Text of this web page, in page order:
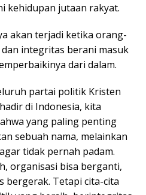
kehidupan jutaan rakyat.
akan terjadi ketika orang-
integritas berani masuk
dari dalam.
partai politik Kristen
di Indonesia, kita
yang paling penting
sebuah nama, melainkan
tidak pernah padam.
organisasi bisa berganti,
bergerak. Tetapi cita-cita